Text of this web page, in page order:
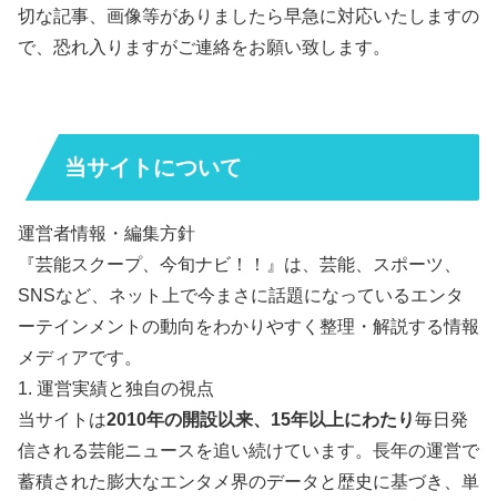
切な記事、画像等がありましたら早急に対応いたしますの
で、恐れ入りますがご連絡をお願い致します。
当サイトについて
運営者情報・編集方針
『芸能スクープ、今旬ナビ！！』は、芸能、スポーツ、
SNSなど、ネット上で今まさに話題になっているエンタ
ーテインメントの動向をわかりやすく整理・解説する情報
メディアです。
1. 運営実績と独自の視点
当サイトは2010年の開設以来、15年以上にわたり毎日発
信される芸能ニュースを追い続けています。長年の運営で
蓄積された膨大なエンタメ界のデータと歴史に基づき、単